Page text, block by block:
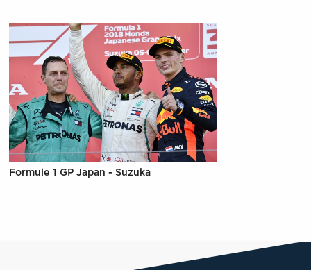
Formule 1 GP Japan - Suzuka